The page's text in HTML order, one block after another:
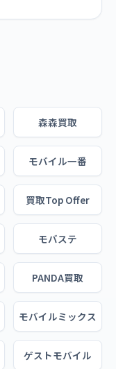
森森買取
モバイル一番
買取Top Offer
モバステ
PANDA買取
モバイルミックス
ゲストモバイル